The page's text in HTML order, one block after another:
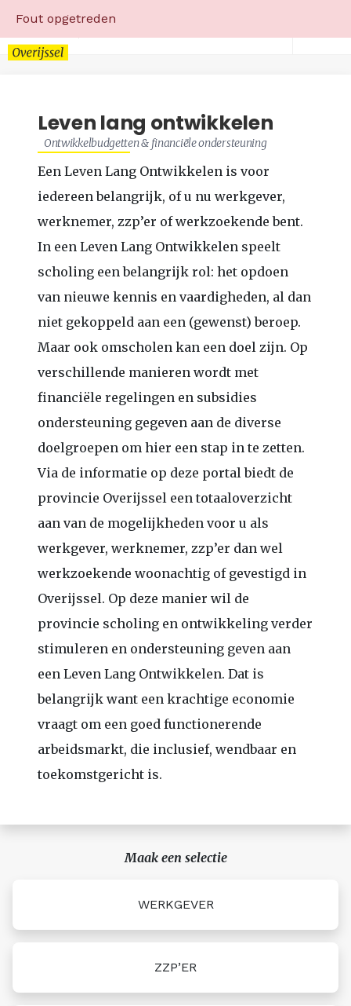
Fout opgetreden
Leven lang ontwikkelen
Ontwikkelbudgetten & financiële ondersteuning
Een Leven Lang Ontwikkelen is voor
iedereen belangrijk, of u nu werkgever,
werknemer, zzp’er of werkzoekende bent.
In een Leven Lang Ontwikkelen speelt
scholing een belangrijk rol: het opdoen
van nieuwe kennis en vaardigheden, al dan
niet gekoppeld aan een (gewenst) beroep.
Maar ook omscholen kan een doel zijn. Op
verschillende manieren wordt met
financiële regelingen en subsidies
ondersteuning gegeven aan de diverse
doelgroepen om hier een stap in te zetten.
Via de informatie op deze portal biedt de
provincie Overijssel een totaaloverzicht
aan van de mogelijkheden voor u als
werkgever, werknemer, zzp’er dan wel
werkzoekende woonachtig of gevestigd in
Overijssel. Op deze manier wil de
provincie scholing en ontwikkeling verder
stimuleren en ondersteuning geven aan
een Leven Lang Ontwikkelen. Dat is
belangrijk want een krachtige economie
vraagt om een goed functionerende
arbeidsmarkt, die inclusief, wendbaar en
toekomstgericht is.
Maak een selectie
WERKGEVER
ZZP’ER